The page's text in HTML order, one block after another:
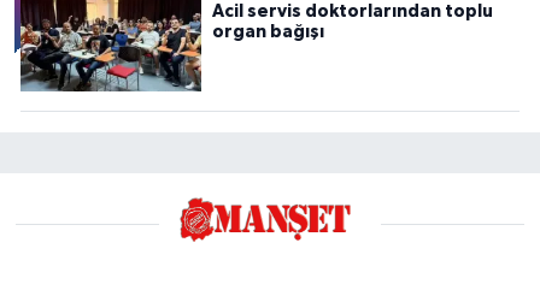
Acil servis doktorlarından toplu
organ bağışı